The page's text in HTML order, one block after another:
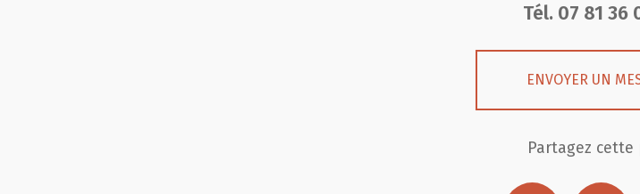
Tél. 07 81 36
ENVOYER UN
Partagez cette
Facebook